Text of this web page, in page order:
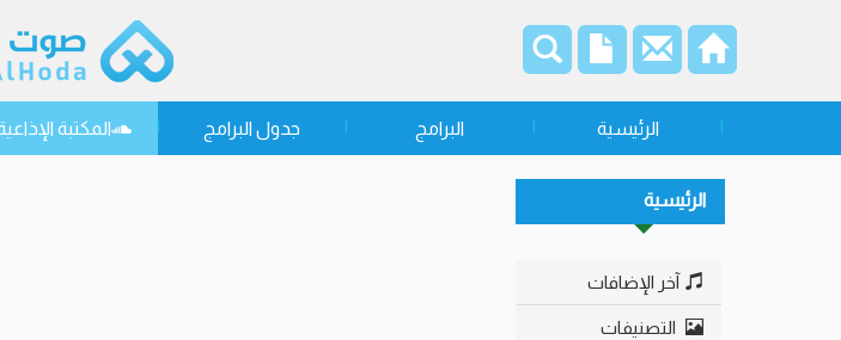
الرئيسية البرامج جدول البرامج المكتبة
الرئيسية
آخر الإضافات
التصنيفات